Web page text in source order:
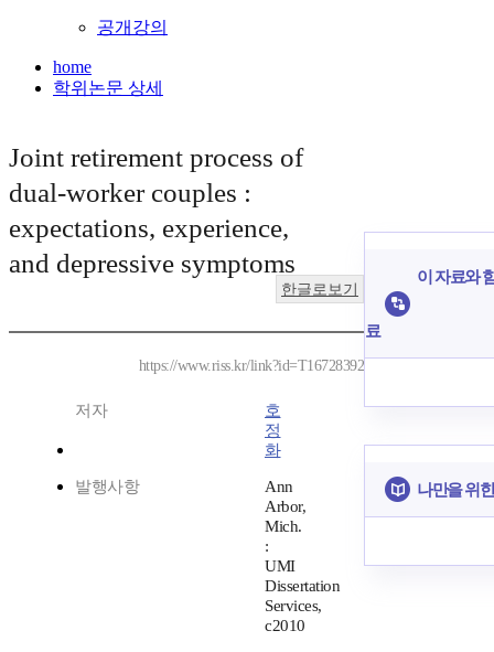
공개강의
home
학위논문 상세
Joint retirement process of
dual-worker couples :
expectations, experience,
and depressive symptoms
한글로보기
https://www.riss.kr/link?id=T16728392
저자
호
정
화
발행사항
Ann
Arbor,
Mich.
:
UMI
Dissertation
Services,
c2010
이 자료와
료
나만을 위